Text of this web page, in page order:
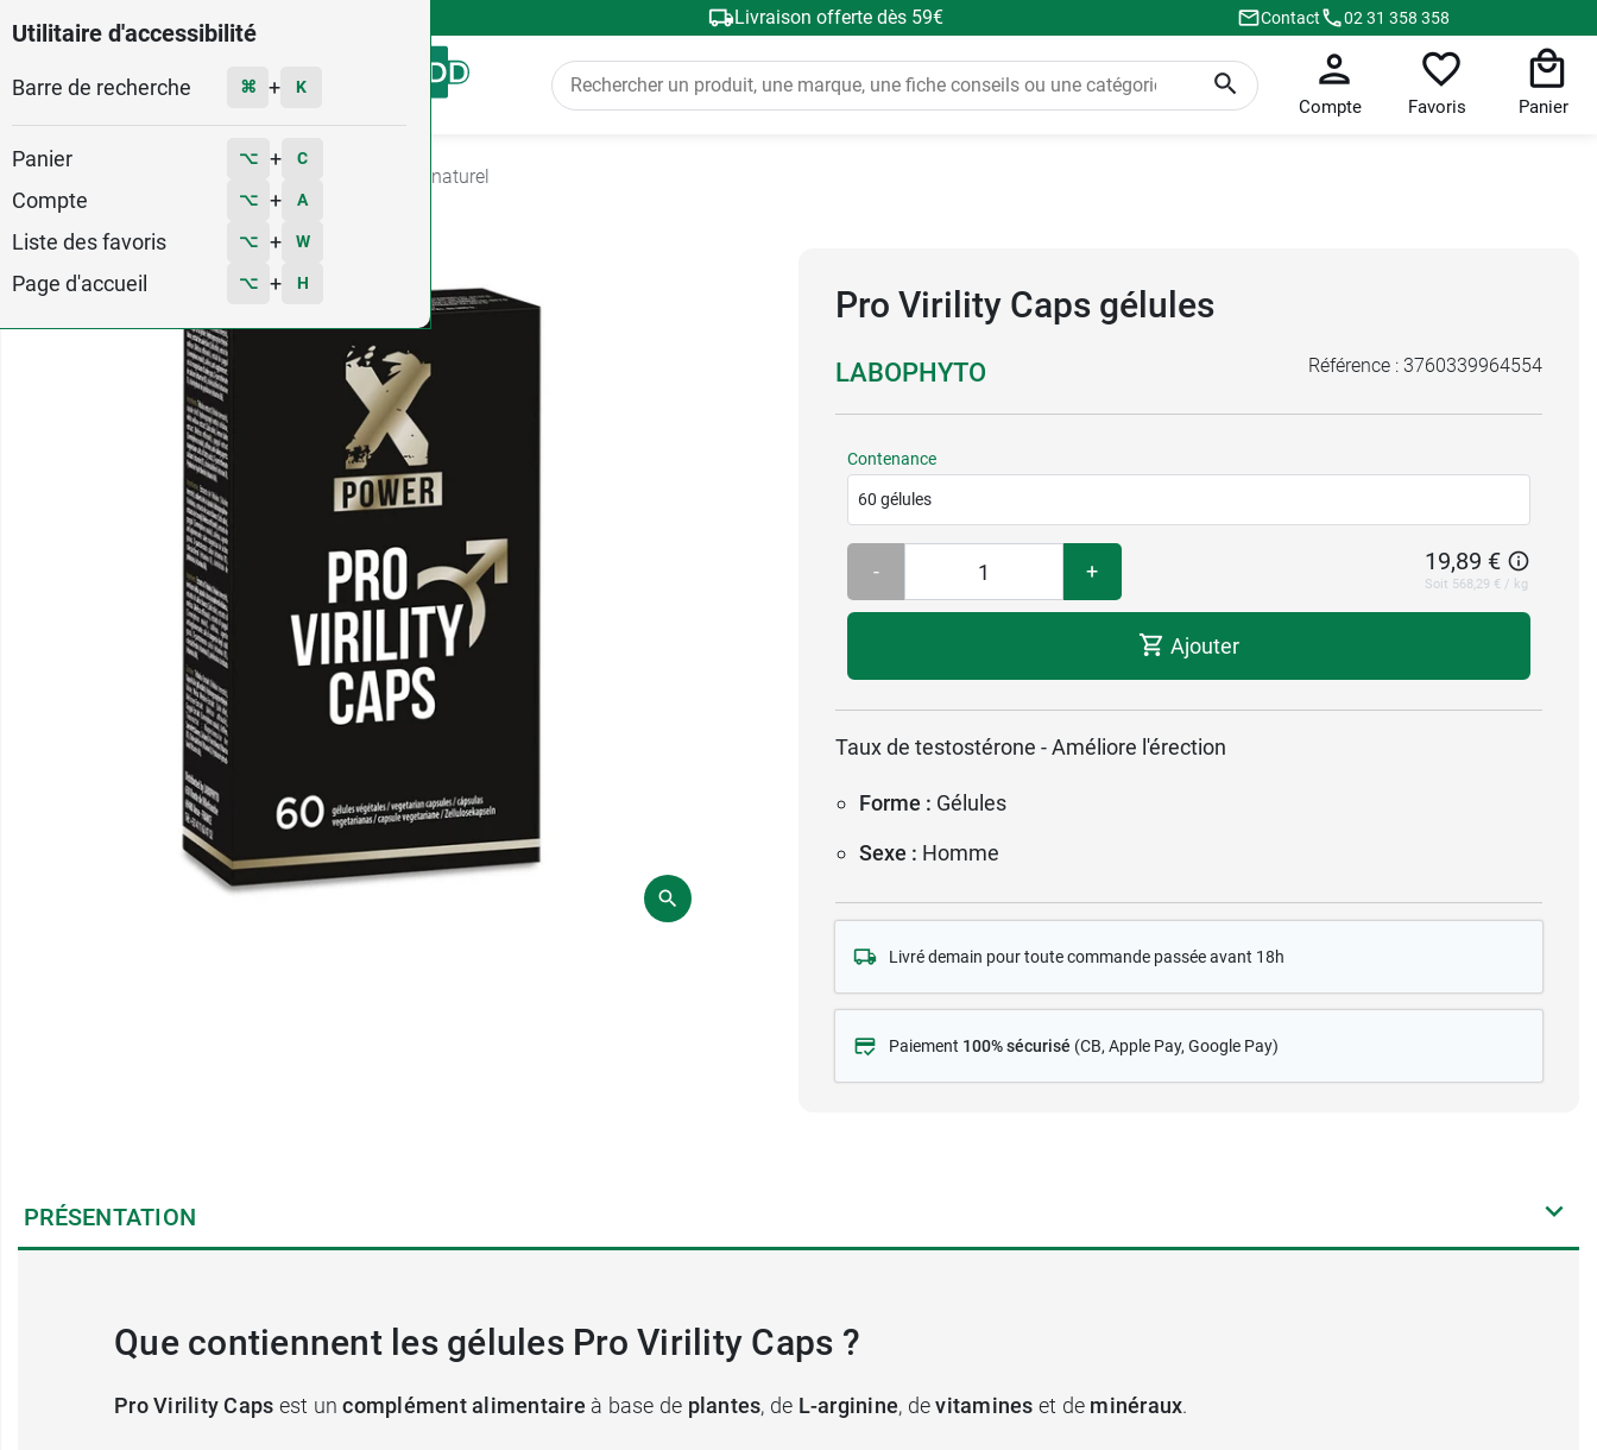
Utilitaire d'accessibilité
Barre de recherche ⌘ + K
Panier ⌥ + C
Compte ⌥ + A
Liste des favoris ⌥ + W
Page d'accueil ⌥ + H
Livraison offerte dès 59€ Contact 02 31 358 358
Menu
Compte Favoris Panier
Stimulant sexuel naturel
Pro Virility Caps gélules
LABOPHYTO Référence : 3760339964554
Contenance
60 gélules
- + 19,89 €
Soit 568,29 € / kg
Ajouter
Taux de testostérone - Améliore l'érection
Forme : Gélules
Sexe : Homme
Livré demain pour toute commande passée avant 18h
Paiement 100% sécurisé (CB, Apple Pay, Google Pay)
PRÉSENTATION
Que contiennent les gélules Pro Virility Caps ?
Pro Virility Caps est uncomplément alimentaire à base de plantes, de L-arginine, devitamines et de minéraux.